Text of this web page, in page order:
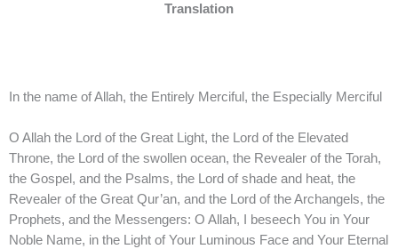
Translation
In the name of Allah, the Entirely Merciful, the Especially Merciful
O Allah the Lord of the Great Light, the Lord of the Elevated
Throne, the Lord of the swollen ocean, the Revealer of the Torah,
the Gospel, and the Psalms, the Lord of shade and heat, the
Revealer of the Great Qur’an, and the Lord of the Archangels, the
Prophets, and the Messengers: O Allah, I beseech You in Your
Noble Name, in the Light of Your Luminous Face and Your Eternal